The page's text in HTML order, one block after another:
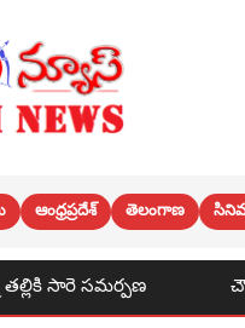
ఆంధ్రప్రదేశ్ తెలంగాణ
ను ఆకస్మిక తనిఖీ చేసిన సబ్